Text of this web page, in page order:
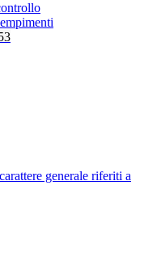
generale riferiti a